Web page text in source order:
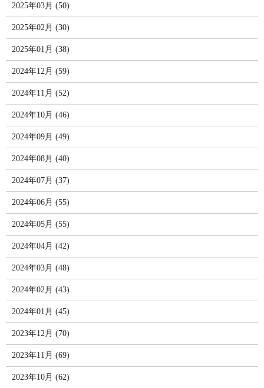
2025年03月 (50)
2025年02月 (30)
2025年01月 (38)
2024年12月 (59)
2024年11月 (52)
2024年10月 (46)
2024年09月 (49)
2024年08月 (40)
2024年07月 (37)
2024年06月 (55)
2024年05月 (55)
2024年04月 (42)
2024年03月 (48)
2024年02月 (43)
2024年01月 (45)
2023年12月 (70)
2023年11月 (69)
2023年10月 (62)